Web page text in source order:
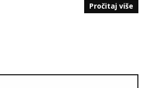
Pročitaj više